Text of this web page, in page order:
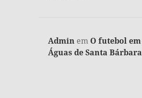
Admin em O futebol em
Águas de Santa Bárbara